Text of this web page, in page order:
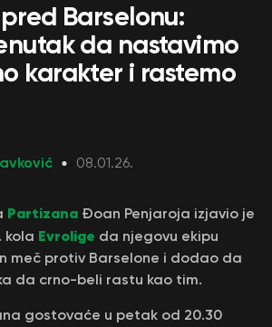
Barselonu:
da nastavimo
karakter i rastemo
08.01.26.
PartizanaĐoan Penjaroja izjavio je
kola Evrolige da njegovu ekipu
meč protiv Barselone i dodao da
da crno-beli rastu kao tim.
gostovaće u petak od 20.30